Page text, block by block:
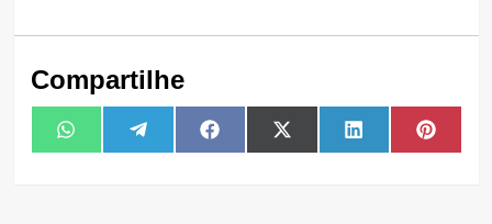
Compartilhe
Share
on
WhatsAppShare
on
TelegramShare
on
FacebookShare
on
X
(Twitter)
Share
on
LinkedIn Share
on